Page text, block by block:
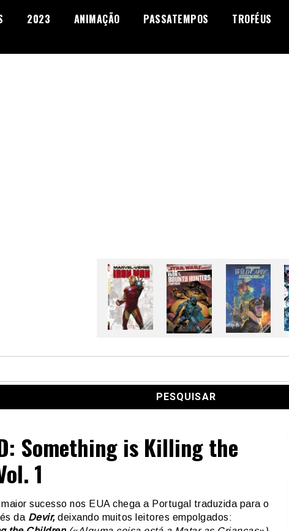
2023 ANIMAÇÃO PASSATEMPOS TROFÉUS
Something is Killing the
1
maior sucesso nos EUA chega a Portugal traduzida para o
da Devir, deixando muitos leitores empolgados: